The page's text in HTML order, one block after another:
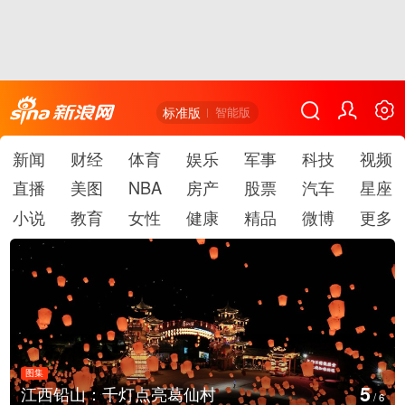
标准版 智能版
新闻 财经 体育 娱乐 军事 科技
视频
直播
美图 NBA 房产 股票 汽车
星座
小说
教育 女性 健康 精品 微博 更多
村
图集
上海：七彩稻田画迎最
6/6